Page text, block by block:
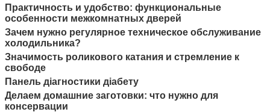
Практичность и удобство: функциональные
особенности межкомнатных дверей
Зачем нужно регулярное техническое обслуживание
холодильника?
Значимость роликового катания и стремление к
свободе
Панель діагностики діабету
Делаем домашние заготовки: что нужно для
консервации